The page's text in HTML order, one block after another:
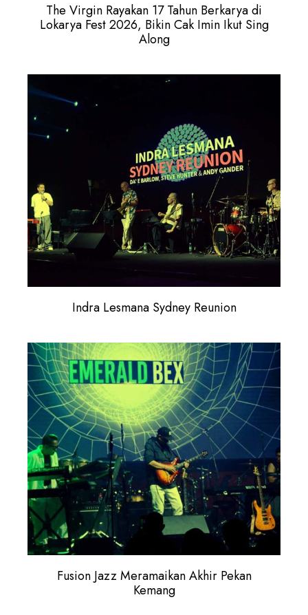
The Virgin Rayakan 17 Tahun Berkarya di
Lokarya Fest 2026, Bikin Cak Imin Ikut Sing
Along
Indra Lesmana Sydney Reunion
Fusion Jazz Meramaikan Akhir Pekan
Kemang